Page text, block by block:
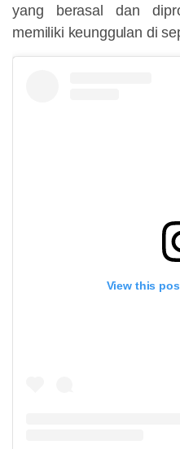
yang berasal dan
memiliki keunggulan di
View this